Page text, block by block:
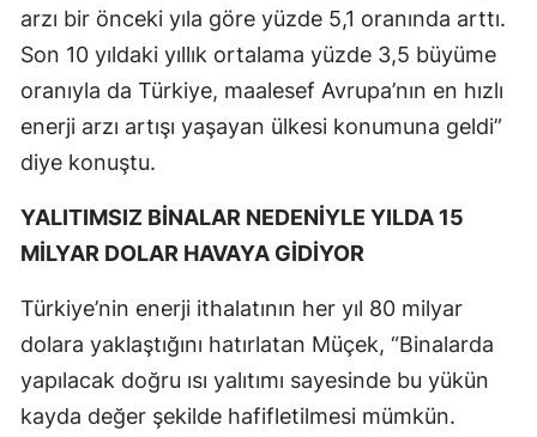
arzı bir önceki yıla göre yüzde 5,1 oranında arttı.
Son 10 yıldaki yıllık ortalama yüzde 3,5 büyüme
oranıyla da Türkiye, maalesef Avrupa’nın en hızlı
enerji arzı artışı yaşayan ülkesi konumuna geldi”
diye konuştu.
YALITIMSIZ BİNALAR NEDENİYLE YILDA 15
MİLYAR DOLAR HAVAYA GİDİYOR
Türkiye’nin enerji ithalatının her yıl 80 milyar
dolara yaklaştığını hatırlatan Müçek, “Binalarda
yapılacak doğru ısı yalıtımı sayesinde bu yükün
kayda değer şekilde hafifletilmesi mümkün.